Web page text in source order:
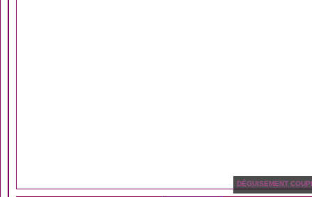
DÉGUISEMENT